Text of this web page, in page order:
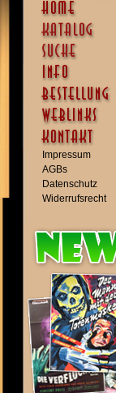
Impressum
AGBs
Datenschutz
Widerrufsrecht